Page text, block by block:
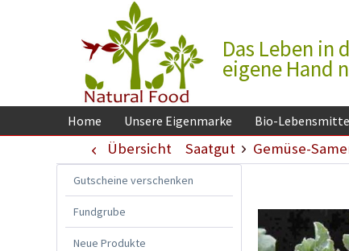
Das Leben in
eigene Hand
Home Unsere Eigenmarke Bio-
Übersicht Saatgut Gemüse-
Gutscheine verschenken
Fundgrube
Neue Produkte